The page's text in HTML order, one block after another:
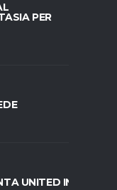
PER
UNITED IN